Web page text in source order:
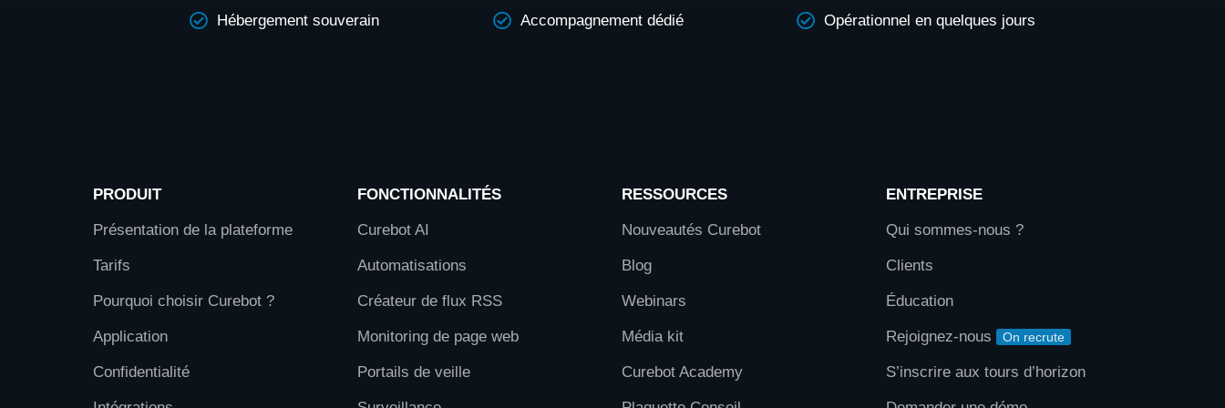
Hébergement souverain Accompagnement dédié Opérationnel en quelques jours
PRODUIT
Présentation de la plateforme
Tarifs
Pourquoi choisir Curebot ?
Application
Confidentialité
FONCTIONNALITÉS
Curebot AI
Automatisations
Créateur de flux RSS
Monitoring de page web
Portails de veille
RESSOURCES
Nouveautés Curebot
Blog
Webinars
Média kit
Curebot Academy
ENTREPRISE
Qui sommes-nous ?
Clients
Éducation
Rejoignez-nous On recrute
S’inscrire aux tours d’horizon